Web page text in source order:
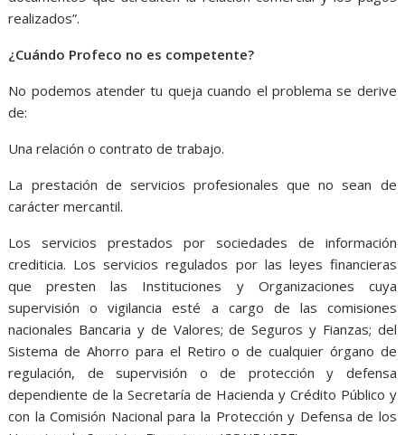
realizados”.
¿Cuándo Profeco no es competente?
No podemos atender tu queja cuando el problema se derive
de:
Una relación o contrato de trabajo.
La prestación de servicios profesionales que no sean de
carácter mercantil.
Los servicios prestados por sociedades de información
crediticia. Los servicios regulados por las leyes financieras
que presten las Instituciones y Organizaciones cuya
supervisión o vigilancia esté a cargo de las comisiones
nacionales Bancaria y de Valores; de Seguros y Fianzas; del
Sistema de Ahorro para el Retiro o de cualquier órgano de
regulación, de supervisión o de protección y defensa
dependiente de la Secretaría de Hacienda y Crédito Público y
con la Comisión Nacional para la Protección y Defensa de los